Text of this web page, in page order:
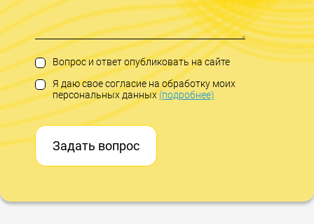
Вопрос и ответ опубликовать на сайте
Я даю свое согласие на обработку моих
персональных данных(подробнее)
Задать вопрос